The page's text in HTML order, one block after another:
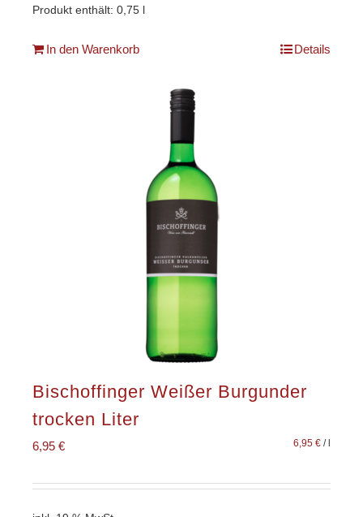
Produkt enthält: 0,75 l
In den Warenkorb Details
Bischoffinger Weißer Burgunder
trocken Liter
6,95 € 6,95 € /l